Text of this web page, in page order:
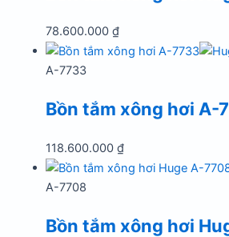
78.600.000₫
A-7733
Bồn tắm xông hơi A-
118.600.000₫
A-7708
Bồn tắm xông hơi